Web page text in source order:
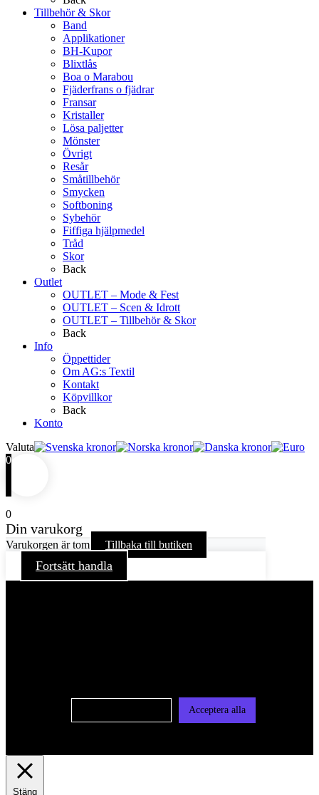
Tillbehör & Skor
Band
Applikationer
BH-Kupor
Blixtlås
Boa o Marabou
Fjäderfrans o fjädrar
Fransar
Kristaller
Lösa paljetter
Mönster
Övrigt
Resår
Småtillbehör
Smycken
Softboning
Sybehör
Fiffiga hjälpmedel
Tråd
Skor
Back
Outlet
OUTLET – Mode & Fest
OUTLET – Scen & Idrott
OUTLET – Tillbehör & Skor
Back
Info
Öppettider
Om AG:s Textil
Kontakt
Köpvillkor
Back
Konto
Valuta
0
0
Din varukorg
Varukorgen är tom Tillbaka till butiken
Fortsätt handla
Acceptera alla
Stäng